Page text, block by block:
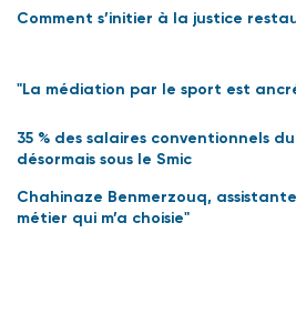
Comment s’initier à la justice
"La médiation par le sport est
35 % des salaires conventionnels
désormais sous le Smic
Chahinaze Benmerzouq,
métier qui m’a choisie"